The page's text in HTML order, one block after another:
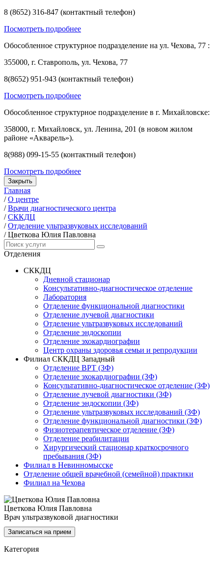
8 (8652) 316-847 (контактный телефон)
Посмотреть подробнее
Обособленное структурное подразделение на ул. Чехова, 77 :
355000, г. Ставрополь, ул. Чехова, 77
8(8652) 951-943 (контактный телефон)
Посмотреть подробнее
Обособленное структурное подразделение в г. Михайловске:
358000, г. Михайловск, ул. Ленина, 201 (в новом жилом
районе «Акварель»).
8(988) 099-15-55 (контактный телефон)
Посмотреть подробнее
Закрыть
Главная
/ О центре
/ Врачи диагностического центра
/ СККДЦ
/ Отделение ультразвуковых исследований
/ Цветкова Юлия Павловна
Отделения
СККДЦ
Дневной стационар
Консультативно-диагностическое отделение
Лаборатория
Отделение функциональной диагностики
Отделение лучевой диагностики
Отделение ультразвуковых исследований
Отделение эндоскопии
Отделение эхокардиографии
Центр охраны здоровья семьи и репродукции
Филиал СККДЦ Западный
Отделение ВРТ (ЗФ)
Отделение эхокардиографии (ЗФ)
Консультативно-диагностическое отделение (ЗФ)
Отделение лучевой диагностики (ЗФ)
Отделение эндоскопии (ЗФ)
Отделение ультразвуковых исследований (ЗФ)
Отделение функциональной диагностики (ЗФ)
Физиотерапевтическое отделение (ЗФ)
Отделение реабилитации
Хирургический стационар краткосрочного
пребывания (ЗФ)
Филиал в Невинномысске
Отделение общей врачебной (семейной) практики
Филиал на Чехова
Цветкова Юлия Павловна
Врач ультразвуковой диагностики
Записаться на прием
Категория